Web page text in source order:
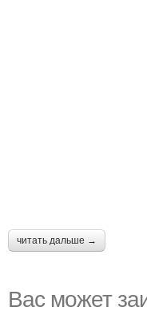
читать дальше →
Вас может